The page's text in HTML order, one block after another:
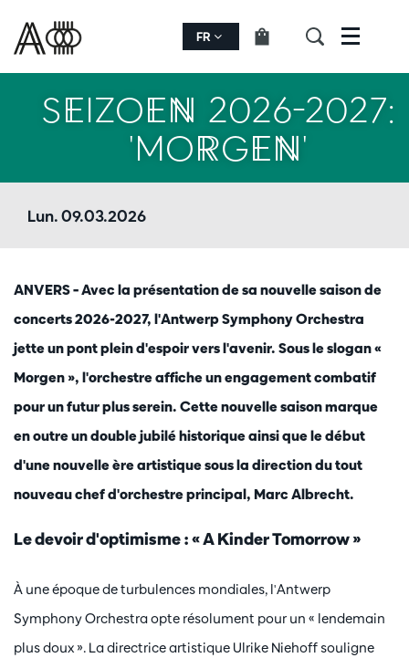
FR Menu
SEIZOEN 2026-2027:
'MORGEN'
Lun. 09.03.2026
ANVERS – Avec la présentation de sa nouvelle saison de
concerts 2026-2027, l'Antwerp Symphony Orchestra
jette un pont plein d'espoir vers l'avenir. Sous le slogan «
Morgen », l'orchestre affiche un engagement combatif
pour un futur plus serein. Cette nouvelle saison marque
en outre un double jubilé historique ainsi que le début
d'une nouvelle ère artistique sous la direction du tout
nouveau chef d'orchestre principal, Marc Albrecht.
Le devoir d'optimisme : « A Kinder Tomorrow »
À une époque de turbulences mondiales, l'Antwerp
Symphony Orchestra opte résolument pour un « lendemain
plus doux ». La directrice artistique Ulrike Niehoff souligne